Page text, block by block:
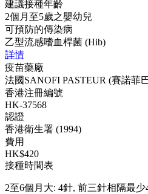
建議接種年齡
2個月至5歲之嬰幼兒
可預防的傳染病
乙型流感嗜血桿菌 (Hib)
詳情
疫苗藥廠
法國SANOFI PASTEUR (賽諾菲
香港注冊編號
HK-37568
認證
香港衛生署 (1994)
費用
HK$420
接種時間表
2至6個月大: 4針, 前三針相隔最